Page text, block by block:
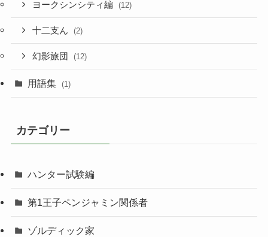
ヨークシンシティ編 (12)
十二支ん (2)
幻影旅団 (12)
用語集 (1)
カテゴリー
ハンター試験編
第1王子ペンジャミン関係者
ゾルディック家